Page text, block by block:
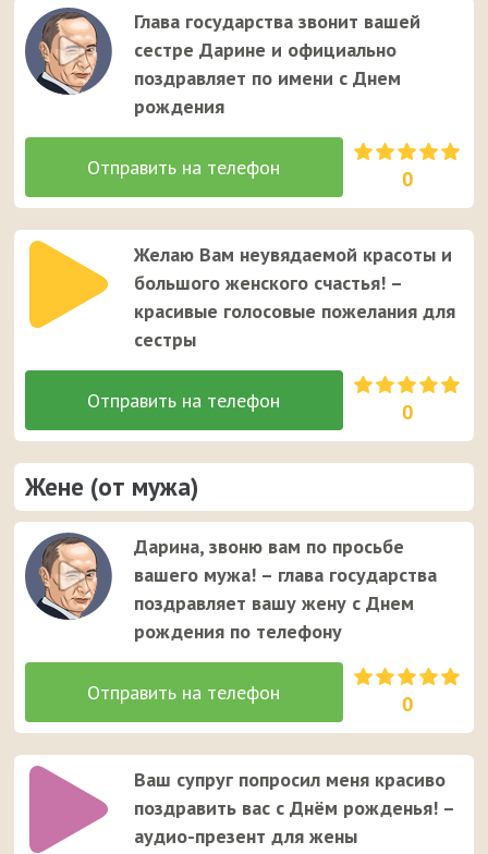
Глава государства звонит вашей
сестре Дарине и официально
поздравляет по имени с Днем
рождения
0
Желаю Вам неувядаемой красоты и
большого женского счастья! –
красивые голосовые пожелания для
сестры
0
Жене (от мужа)
Дарина, звоню вам по просьбе
вашего мужа! – глава государства
поздравляет вашу жену с Днем
рождения по телефону
0
Ваш супруг попросил меня красиво
поздравить вас с Днём рожденья! –
аудио-презент для жены